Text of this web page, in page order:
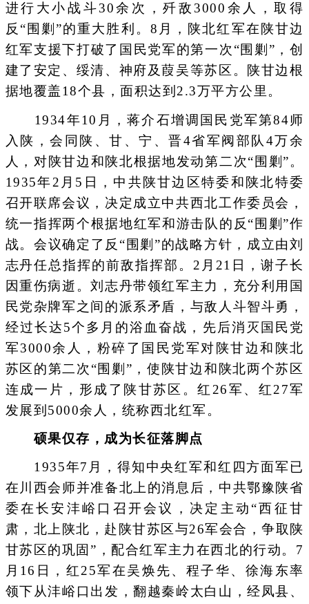
进行大小战斗30余次，歼敌3000余人，取得
反“围剿”的重大胜利。8月，陕北红军在陕甘边
红军支援下打破了国民党军的第一次“围剿”，创
建了安定、绥清、神府及葭吴等苏区。陕甘边根
据地覆盖18个县，面积达到2.3万平方公里。
1934年10月，蒋介石增调国民党军第84师
入陕，会同陕、甘、宁、晋4省军阀部队4万余
人，对陕甘边和陕北根据地发动第二次“围剿”。
1935年2月5日，中共陕甘边区特委和陕北特委
召开联席会议，决定成立中共西北工作委员会，
统一指挥两个根据地红军和游击队的反“围剿”作
战。会议确定了反“围剿”的战略方针，成立由刘
志丹任总指挥的前敌指挥部。2月21日，谢子长
因重伤病逝。刘志丹带领红军主力，充分利用国
民党杂牌军之间的派系矛盾，与敌人斗智斗勇，
经过长达5个多月的浴血奋战，先后消灭国民党
军3000余人，粉碎了国民党军对陕甘边和陕北
苏区的第二次“围剿”，使陕甘边和陕北两个苏区
连成一片，形成了陕甘苏区。红26军、红27军
发展到5000余人，统称西北红军。
硕果仅存，成为长征落脚点
1935年7月，得知中央红军和红四方面军已
在川西会师并准备北上的消息后，中共鄂豫陕省
委在长安沣峪口召开会议，决定主动“西征甘
肃，北上陕北，赴陕甘苏区与26军会合，争取陕
甘苏区的巩固”，配合红军主力在西北的行动。7
月16日，红25军在吴焕先、程子华、徐海东率
领下从沣峪口出发，翻越秦岭太白山，经凤县、